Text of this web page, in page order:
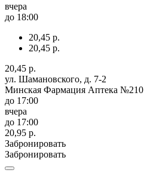
вчера
до 18:00
20,45 р.
20,45 р.
20,45 р.
ул. Шамановского, д. 7-2
Минская Фармация Аптека №210
до 17:00
вчера
до 17:00
20,95 р.
Забронировать
Забронировать